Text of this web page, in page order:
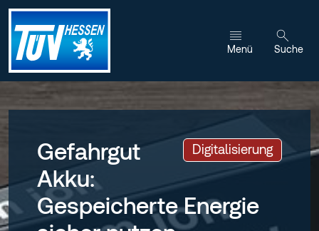
Zum Inhalt wechseln
Menü Suche
Digitalisierung:
Gefahrgut
Akku:
Gespeicherte Energie